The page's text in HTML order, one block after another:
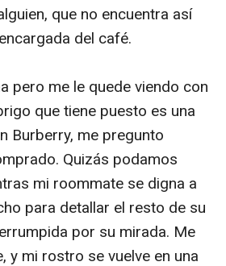
que no encuentra así
del café.
pero me le quede viendo con
que tiene puesto es una
Burberry, me pregunto
Quizás podamos
mi roommate se digna a
para detallar el resto de su
por su mirada. Me
y mi rostro se vuelve en una